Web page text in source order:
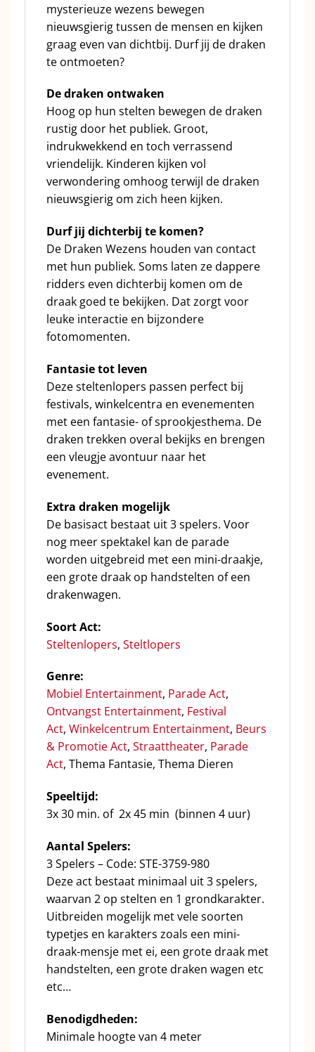
mysterieuze wezens bewegen
nieuwsgierig tussen de mensen en kijken
graag even van dichtbij. Durf jij de draken
te ontmoeten?
De draken ontwaken
Hoog op hun stelten bewegen de draken
rustig door het publiek. Groot,
indrukwekkend en toch verrassend
vriendelijk. Kinderen kijken vol
verwondering omhoog terwijl de draken
nieuwsgierig om zich heen kijken.
Durf jij dichterbij te komen?
De Draken Wezens houden van contact
met hun publiek. Soms laten ze dappere
ridders even dichterbij komen om de
draak goed te bekijken. Dat zorgt voor
leuke interactie en bijzondere
fotomomenten.
Fantasie tot leven
Deze steltenlopers passen perfect bij
festivals, winkelcentra en evenementen
met een fantasie- of sprookjesthema. De
draken trekken overal bekijks en brengen
een vleugje avontuur naar het
evenement.
Extra draken mogelijk
De basisact bestaat uit 3 spelers. Voor
nog meer spektakel kan de parade
worden uitgebreid met een mini-draakje,
een grote draak op handstelten of een
drakenwagen.
Soort Act:
Steltenlopers, Steltlopers
Genre:
Mobiel Entertainment, Parade Act,
Ontvangst Entertainment, Festival
Act, Winkelcentrum Entertainment, Beurs
& Promotie Act, Straattheater, Parade
Act, Thema Fantasie, Thema Dieren
Speeltijd:
3x 30 min. of 2x 45 min (binnen 4 uur)
Aantal Spelers:
3 Spelers – Code: STE-3759-980
Deze act bestaat minimaal uit 3 spelers,
waarvan 2 op stelten en 1 grondkarakter.
Uitbreiden mogelijk met vele soorten
typetjes en karakters zoals een mini-
draak-mensje met ei, een grote draak met
handstelten, een grote draken wagen etc
etc…
Benodigdheden:
Minimale hoogte van 4 meter